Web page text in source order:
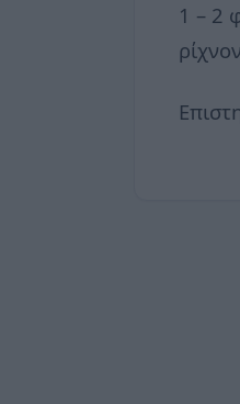
1 – 2